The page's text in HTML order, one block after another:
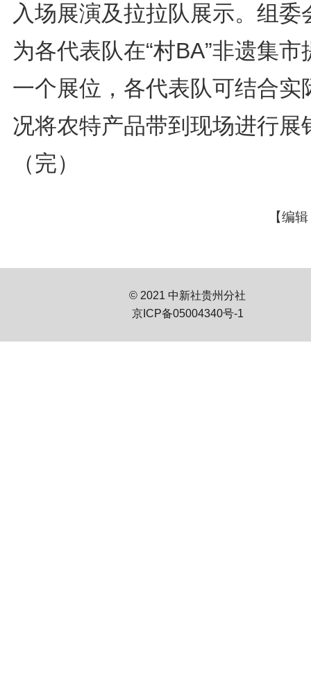
入场展演及拉拉队展示。组委
为各代表队在“村BA”非遗集市
一个展位，各代表队可结合实
况将农特产品带到现场进行展
（完）
【编
© 2021 中新社贵州分社
京ICP备05004340号-1